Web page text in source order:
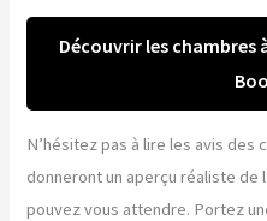
Découvrir les chambres
N’hésitez pas à lire les avis des
donneront un aperçu réaliste de
pouvez vous attendre. Portez